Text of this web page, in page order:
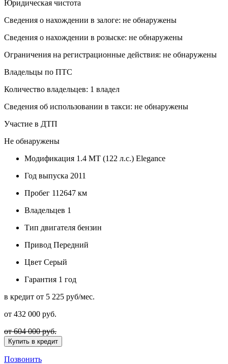
Юридическая чистота
Сведения о нахождении в залоге: не обнаружены
Сведения о нахождении в розыске: не обнаружены
Ограничения на регистрационные действия: не обнаружены
Владельцы по ПТС
Количество владельцев: 1 владел
Сведения об использовании в такси: не обнаружены
Участие в ДТП
Не обнаружены
Модификация 1.4 MT (122 л.с.) Elegance
Год выпуска 2011
Пробег 112647 км
Владельцев 1
Тип двигателя бензин
Привод Передний
Цвет Серый
Гарантия 1 год
в кредит от 5 225 руб/мес.
от 432 000 руб.
от 604 000 руб.
Купить в кредит
Позвонить